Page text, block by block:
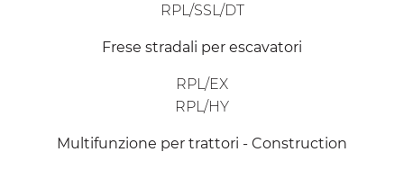
RPL/SSL/DT
Frese stradali per escavatori
RPL/EX
RPL/HY
Multifunzione per trattori - Construction